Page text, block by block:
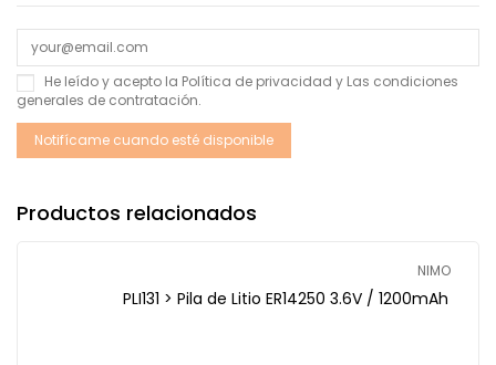
He leído y acepto la Política de privacidad y Las condiciones
generales de contratación.
Productos relacionados
NIMO
PLI131 > Pila de Litio ER14250 3.6V / 1200mAh